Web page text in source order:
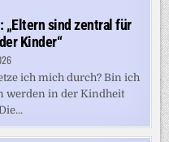
„Eltern sind zentral für
Kinder“
ich mich durch? Bin ich
werden in der Kindheit